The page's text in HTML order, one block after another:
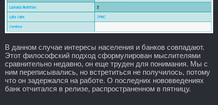
В данном случае интересы населения и банков совпадают.
Этот философский подход сформулирован мыслителями
сравнительно недавно, он еще труден для понимания. Мы с
ним переписывались, но встретиться не получилось, потому
что он задержался на работе. О последних нововведениях
банк отчитался в релизе, распространенном в пятницу.